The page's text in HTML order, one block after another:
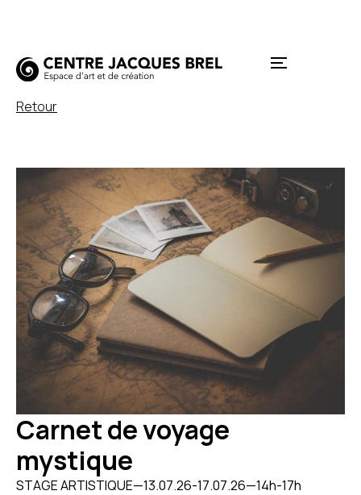
Retour
Carnet de voyage
mystique
STAGE ARTISTIQUE—13.07.26-17.07.26—14h-17h